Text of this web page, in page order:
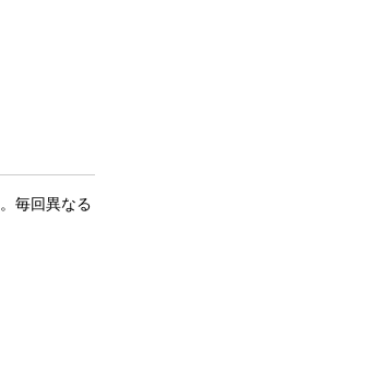
毎回異なる